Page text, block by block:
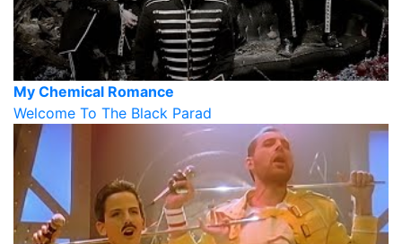
My Chemical Romance
Welcome To The Black Parad